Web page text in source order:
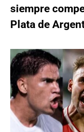
siempre
Plata de